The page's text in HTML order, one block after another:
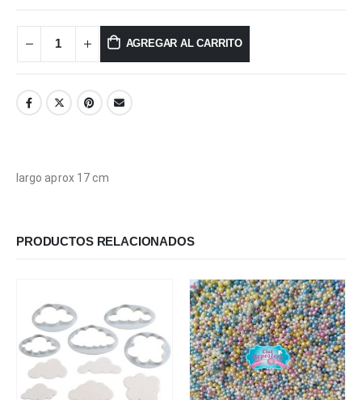
AGREGAR AL CARRITO
largo aprox 17 cm
PRODUCTOS RELACIONADOS